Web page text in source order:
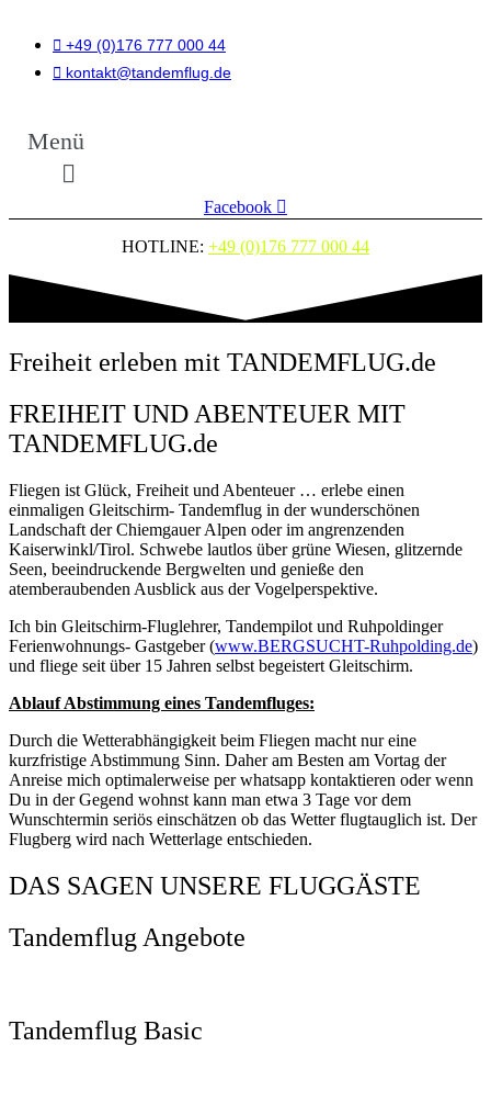
+49 (0)176 777 000 44
kontakt@tandemflug.de
Menü
Facebook
HOTLINE: +49 (0)176 777 000 44
Freiheit erleben mit TANDEMFLUG.de
FREIHEIT UND ABENTEUER MIT
TANDEMFLUG.de
Fliegen ist Glück, Freiheit und Abenteuer … erlebe einen
einmaligen Gleitschirm- Tandemflug in der wunderschönen
Landschaft der Chiemgauer Alpen oder im angrenzenden
Kaiserwinkl/Tirol. Schwebe lautlos über grüne Wiesen, glitzernde
Seen, beeindruckende Bergwelten und genieße den
atemberaubenden Ausblick aus der Vogelperspektive.
Ich bin Gleitschirm-Fluglehrer, Tandempilot und Ruhpoldinger
Ferienwohnungs- Gastgeber (www.BERGSUCHT-Ruhpolding.de)
und fliege seit über 15 Jahren selbst begeistert Gleitschirm.
Ablauf Abstimmung eines Tandemfluges:
Durch die Wetterabhängigkeit beim Fliegen macht nur eine
kurzfristige Abstimmung Sinn. Daher am Besten am Vortag der
Anreise mich optimalerweise per whatsapp kontaktieren oder wenn
Du in der Gegend wohnst kann man etwa 3 Tage vor dem
Wunschtermin seriös einschätzen ob das Wetter flugtauglich ist. Der
Flugberg wird nach Wetterlage entschieden.
DAS SAGEN UNSERE FLUGGÄSTE
Tandemflug Angebote
Tandemflug Basic